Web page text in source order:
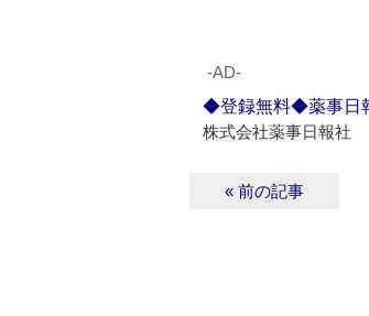
‐AD‐
◆登録無料◆薬事日
株式会社薬事日報社
« 前の記事